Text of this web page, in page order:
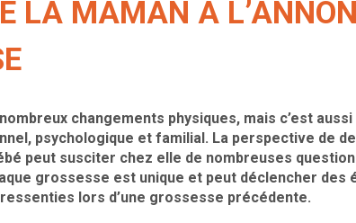
LA MAMAN À
changements physiques, mais c’est
psychologique et familial. La perspective de
peut susciter chez elle de nombreuses
grossesse est unique et peut déclencher des
ressenties lors d’une grossesse précédente.